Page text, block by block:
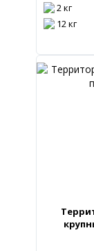
2 кг
12 кг